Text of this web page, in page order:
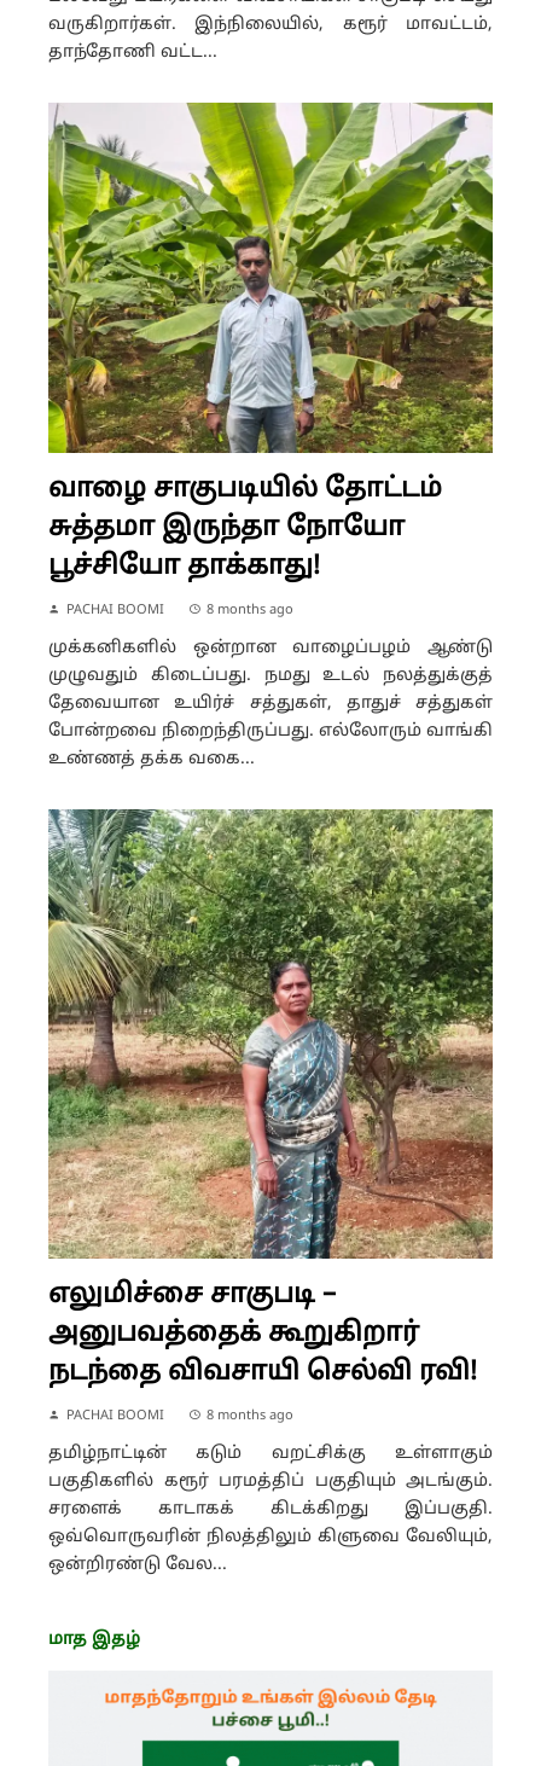
வருகிறார்கள். இந்நிலையில், கரூர் மாவட்டம்,
தாந்தோணி வட்ட...
வாழை சாகுபடியில் தோட்டம்
சுத்தமா இருந்தா நோயோ
பூச்சியோ தாக்காது!
PACHAI BOOMI 8 months ago
முக்கனிகளில் ஒன்றான வாழைப்பழம் ஆண்டு
முழுவதும் கிடைப்பது. நமது உடல் நலத்துக்குத்
தேவையான உயிர்ச் சத்துகள், தாதுச் சத்துகள்
போன்றவை நிறைந்திருப்பது. எல்லோரும் வாங்கி
உண்ணத் தக்க வகை...
எலுமிச்சை சாகுபடி –
அனுபவத்தைக் கூறுகிறார்
நடந்தை விவசாயி செல்வி ரவி!
PACHAI BOOMI 8 months ago
தமிழ்நாட்டின் கடும் வறட்சிக்கு உள்ளாகும்
பகுதிகளில் கரூர் பரமத்திப் பகுதியும் அடங்கும்.
சரளைக் காடாகக் கிடக்கிறது இப்பகுதி.
ஒவ்வொருவரின் நிலத்திலும் கிளுவை வேலியும்,
ஒன்றிரண்டு வேல...
மாத இதழ்